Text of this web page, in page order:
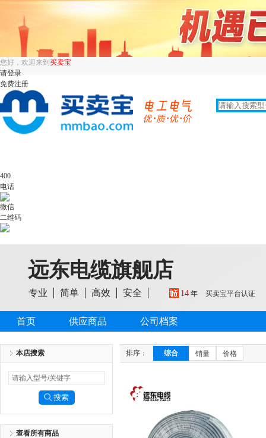
您好，欢迎来到 买卖宝
请登录
免费注册
400
电话
微信
二维码
远东电缆旗舰店
专业 简单 高效 安全 14 年 买卖宝平台认证
首页 供应商品 公司档案
排序： 综合 销量 价格
本店搜索
查看所有商品